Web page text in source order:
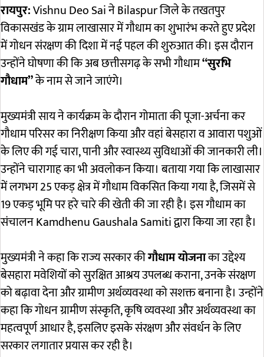
रायपुर:Vishnu Deo SaiनेBilaspurजिले के तखतपुर
विकासखंड के ग्राम लाखासार में गौधाम का शुभारंभ करते हुए प्रदेश
में गोधन संरक्षण की दिशा में नई पहल की शुरुआत की। इस दौरान
उन्होंने घोषणा की कि अब छत्तीसगढ़ के सभी गौधाम“सुरभि
गौधाम”के नाम से जाने जाएंगे।
मुख्यमंत्री साय ने कार्यक्रम के दौरान गोमाता की पूजा-अर्चना कर
गौधाम परिसर का निरीक्षण किया और वहां बेसहारा व आवारा पशुओं
के लिए की गई चारा, पानी और स्वास्थ्य सुविधाओं की जानकारी ली।
उन्होंने चारागाह का भी अवलोकन किया। बताया गया कि लाखासार
में लगभग 25 एकड़ क्षेत्र में गौधाम विकसित किया गया है, जिसमें से
19 एकड़ भूमि पर हरे चारे की खेती की जा रही है। इस गौधाम का
संचालनKamdhenu Gaushala Samitiद्वारा किया जा रहा है।
मुख्यमंत्री ने कहा कि राज्य सरकार कीगौधाम योजनाका उद्देश्य
बेसहारा मवेशियों को सुरक्षित आश्रय उपलब्ध कराना, उनके संरक्षण
को बढ़ावा देना और ग्रामीण अर्थव्यवस्था को सशक्त बनाना है। उन्होंने
कहा कि गोधन ग्रामीण संस्कृति, कृषि व्यवस्था और अर्थव्यवस्था का
महत्वपूर्ण आधार है, इसलिए इसके संरक्षण और संवर्धन के लिए
सरकार लगातार प्रयास कर रही है।